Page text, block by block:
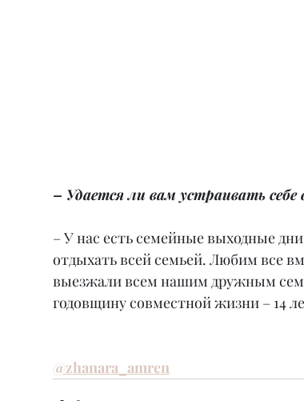
– Удается ли вам устраивать себе
– У нас есть семейные выходные
отдыхать всей семьей. Любим все
выезжали всем нашим дружным
годовщину совместной жизни – 14
@zhanara_amren